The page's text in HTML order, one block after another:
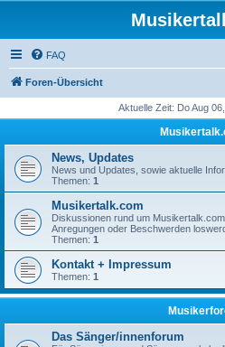
FAQ
Foren-Übersicht
Aktuelle Zeit: Do Aug
News, Updates
News und Updates, sowie aktuelle
Themen: 1
Musikertalk.com
Diskussionen rund um
Anregungen oder Beschwerden
Themen: 1
Kontakt + Impressum
Themen: 1
Das Sänger/innenforum